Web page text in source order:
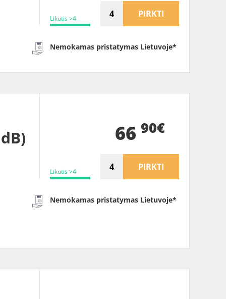
Likutis >4 PIRKTI
Nemokamas pristatymas Lietuvoje*
Likutis >4
66 90€
PIRKTI
Nemokamas pristatymas Lietuvoje*